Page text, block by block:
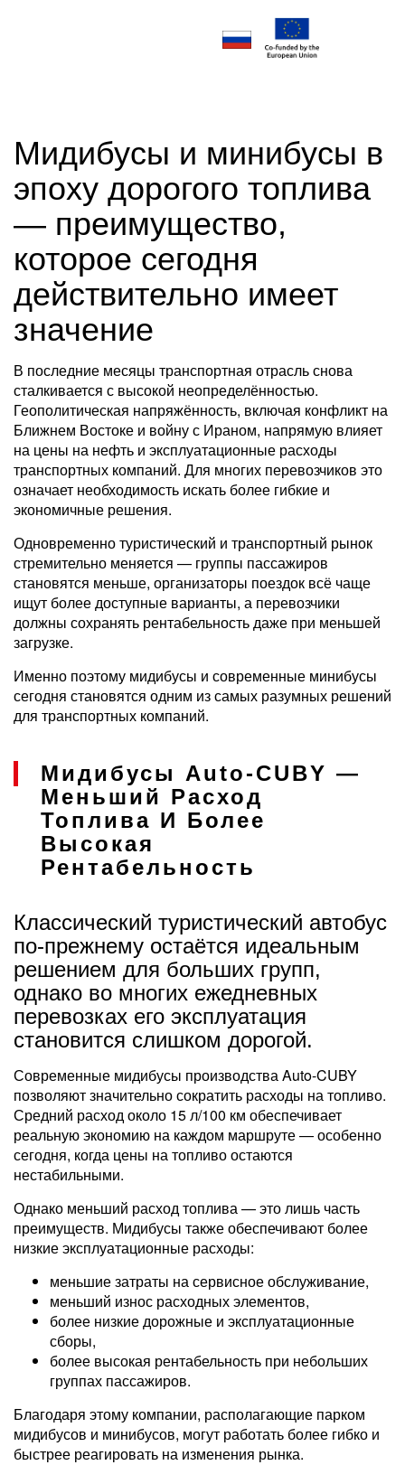
Мидибусы и минибусы в
эпоху дорогого топлива
— преимущество,
которое сегодня
действительно имеет
значение
В последние месяцы транспортная отрасль снова
сталкивается с высокой неопределённостью.
Геополитическая напряжённость, включая конфликт на
Ближнем Востоке и войну с Ираном, напрямую влияет
на цены на нефть и эксплуатационные расходы
транспортных компаний. Для многих перевозчиков это
означает необходимость искать более гибкие и
экономичные решения.
Одновременно туристический и транспортный рынок
стремительно меняется — группы пассажиров
становятся меньше, организаторы поездок всё чаще
ищут более доступные варианты, а перевозчики
должны сохранять рентабельность даже при меньшей
загрузке.
Именно поэтому мидибусы и современные минибусы
сегодня становятся одним из самых разумных решений
для транспортных компаний.
Мидибусы Auto-CUBY —
Меньший Расход
Топлива И Более
Высокая
Рентабельность
Классический туристический автобус
по-прежнему остаётся идеальным
решением для больших групп,
однако во многих ежедневных
перевозках его эксплуатация
становится слишком дорогой.
Современные мидибусы производства Auto-CUBY
позволяют значительно сократить расходы на топливо.
Средний расход около 15 л/100 км обеспечивает
реальную экономию на каждом маршруте — особенно
сегодня, когда цены на топливо остаются
нестабильными.
Однако меньший расход топлива — это лишь часть
преимуществ. Мидибусы также обеспечивают более
низкие эксплуатационные расходы:
меньшие затраты на сервисное обслуживание,
меньший износ расходных элементов,
более низкие дорожные и эксплуатационные
сборы,
более высокая рентабельность при небольших
группах пассажиров.
Благодаря этому компании, располагающие парком
мидибусов и минибусов, могут работать более гибко и
быстрее реагировать на изменения рынка.